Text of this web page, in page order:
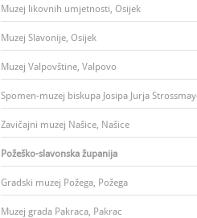
Muzej likovnih umjetnosti, Osijek
Muzej Slavonije, Osijek
Muzej Valpovštine, Valpovo
Spomen-muzej biskupa Josipa Jurja
Zavičajni muzej Našice, Našice
Požeško-slavonska županija
Gradski muzej Požega, Požega
Muzej grada Pakraca, Pakrac